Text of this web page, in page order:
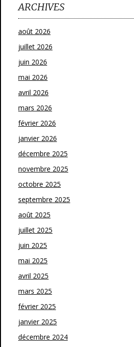
ARCHIVES
août 2026
juillet 2026
juin 2026
mai 2026
avril 2026
mars 2026
février 2026
janvier 2026
décembre 2025
novembre 2025
octobre 2025
septembre 2025
août 2025
juillet 2025
juin 2025
mai 2025
avril 2025
mars 2025
février 2025
janvier 2025
décembre 2024